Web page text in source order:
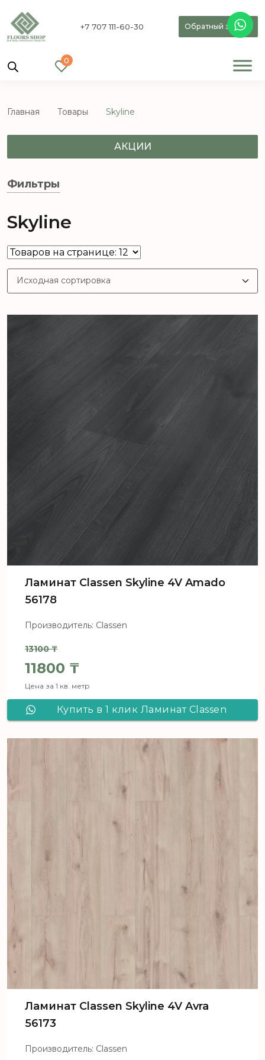
+7 707 111-60-30 Обратный звонок
0
Главная Товары Skyline
АКЦИИ
Фильтры
Skyline
Ламинат Classen Skyline 4V Amado
56178
Производитель: Classen
13100₸
Первоначальная цена
11800 ₸
Текущая цена: 11800 ₸.
Цена за 1 кв. метр
Купить в 1 клик Ламинат Classen
Ламинат Classen Skyline 4V Avra
56173
Производитель: Classen